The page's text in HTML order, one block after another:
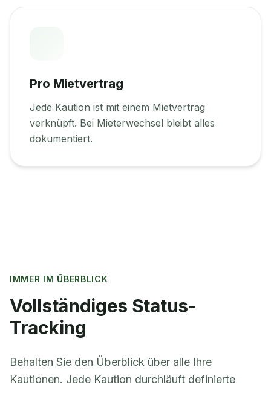
Pro Mietvertrag
Jede Kaution ist mit einem Mietvertrag
verknüpft. Bei Mieterwechsel bleibt alles
dokumentiert.
IMMER IM ÜBERBLICK
Vollständiges Status-
Tracking
Behalten Sie den Überblick über alle Ihre
Kautionen. Jede Kaution durchläuft definierte